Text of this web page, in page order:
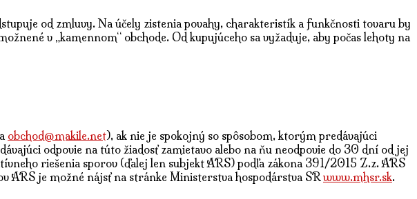
od zmluvy. Na účely zistenia povahy, charakteristík a funkčnosti tovaru by
v „kamennom“ obchode. Od kupujúceho sa vyžaduje, aby počas lehoty na
obchod@makile.net), ak nie je spokojný so spôsobom, ktorým predávajúci
odpovie na túto žiadosť zamietavo alebo na ňu neodpovie do 30 dní od jej
riešenia sporov (ďalej len subjekt ARS) podľa zákona 391/2015 Z.z. ARS
ARS je možné nájsť na stránke Ministerstva hospodárstva SRwww.mhsr.sk.